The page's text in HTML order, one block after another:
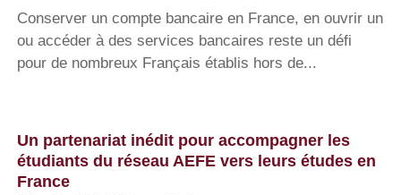
Conserver un compte bancaire en France, en ouvrir un
ou accéder à des services bancaires reste un défi
pour de nombreux Français établis hors de...
Un partenariat inédit pour accompagner les
étudiants du réseau AEFE vers leurs études en
France